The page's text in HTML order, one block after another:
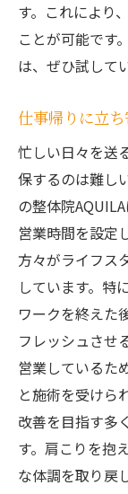
す。これにより
ことが可能です
は、ぜひ試して
仕事帰りに立
忙しい日々を送
保するのは難し
の整体院
営業時間を設定
方々がライフス
しています。特
ワークを終えた
フレッシュさせ
営業しているた
と施術を受けら
改善を目指す多
す。肩こりを抱
な体調を取り戻